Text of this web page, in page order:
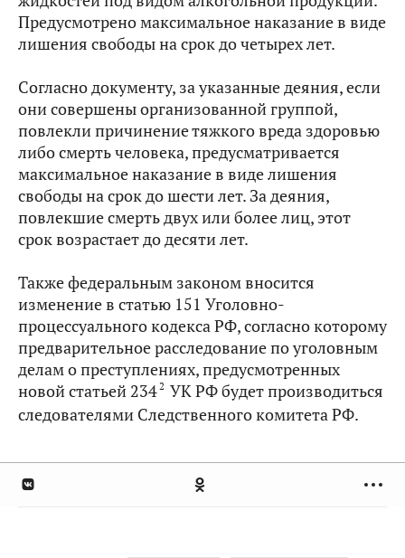
Предусмотрено максимальное наказание в виде
лишения свободы на срок до четырех лет.
Согласно документу, за указанные деяния, если
они совершены организованной группой,
повлекли причинение тяжкого вреда здоровью
либо смерть человека, предусматривается
максимальное наказание в виде лишения
свободы на срок до шести лет. За деяния,
повлекшие смерть двух или более лиц, этот
срок возрастает до десяти лет.
Также федеральным законом вносится
изменение в статью 151 Уголовно-
процессуального кодекса РФ, согласно которому
предварительное расследование по уголовным
делам о преступлениях, предусмотренных
новой статьей 2342 УК РФ будет производиться
следователями Следственного комитета РФ.